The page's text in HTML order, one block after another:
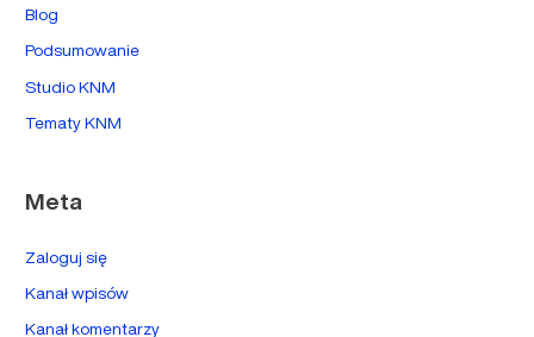
Blog
Podsumowanie
Studio KNM
Tematy KNM
Meta
Zaloguj się
Kanał wpisów
Kanał komentarzy